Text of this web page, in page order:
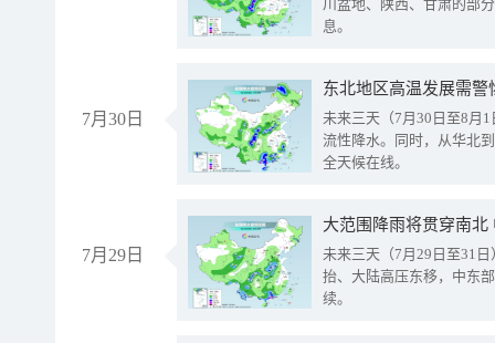
川盆地、陕西、甘肃的部
息。
7月30日
东北地区高温发展需
未来三天（7月30日至8月
流性降水。同时，从华北
全天候在线。
7月29日
大范围降雨将贯穿南
未来三天（7月29日至31
抬、大陆高压东移，中东
续。